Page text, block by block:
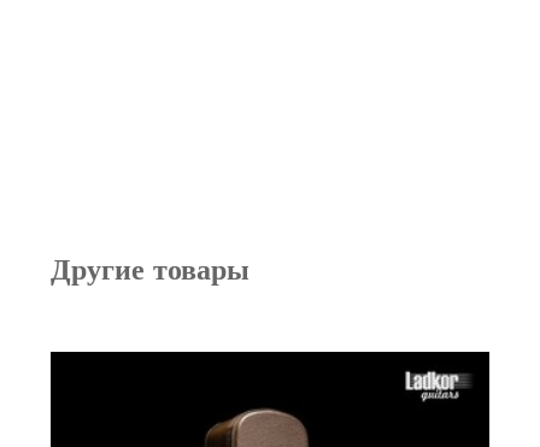
Другие товары